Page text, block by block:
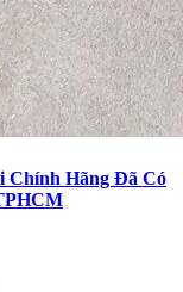
Chính Hãng Đã Có